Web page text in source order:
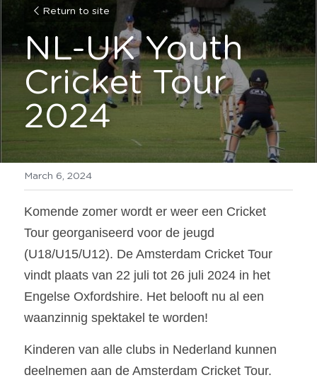
Return to site
NL-UK Youth
Cricket Tour
2024
March 6, 2024
Komende zomer wordt er weer een Cricket
Tour georganiseerd voor de jeugd
(U18/U15/U12). De Amsterdam Cricket Tour
vindt plaats van 22 juli tot 26 juli 2024 in het
Engelse Oxfordshire. Het belooft nu al een
waanzinnig spektakel te worden!
Kinderen van alle clubs in Nederland kunnen
deelnemen aan de Amsterdam Cricket Tour.